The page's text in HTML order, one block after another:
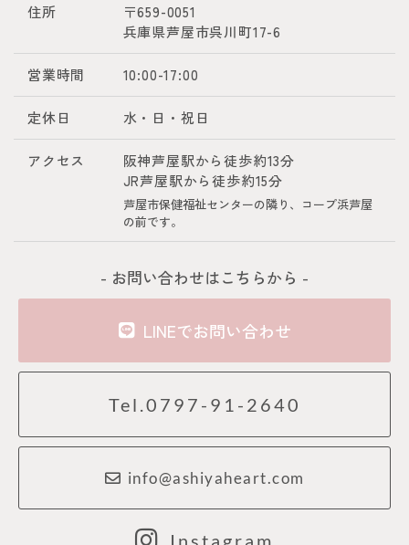
住所
〒659-0051
兵庫県芦屋市呉川町17-6
営業時間 10:00-17:00
定休日 水・日・祝日
アクセス
阪神芦屋駅から徒歩約13分
JR芦屋駅から徒歩約15分
芦屋市保健福祉センターの隣り、コープ浜芦屋
の前です。
- お問い合わせはこちらから -
LINEでお問い合わせ
Tel.0797-91-2640
info@ashiyaheart.com
Instagram